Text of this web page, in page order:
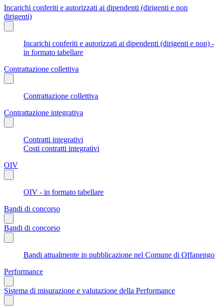
Incarichi conferiti e autorizzati ai dipendenti (dirigenti e non
dirigenti)
Incarichi conferiti e autorizzati ai dipendenti (dirigenti e non) -
in formato tabellare
Contrattazione collettiva
Contrattazione collettiva
Contrattazione integrativa
Contratti integrativi
Costi contratti integrativi
OIV
OIV - in formato tabellare
Bandi di concorso
Bandi di concorso
Bandi attualmente in pubblicazione nel Comune di Offanengo
Performance
Sistema di misurazione e valutazione della Performance